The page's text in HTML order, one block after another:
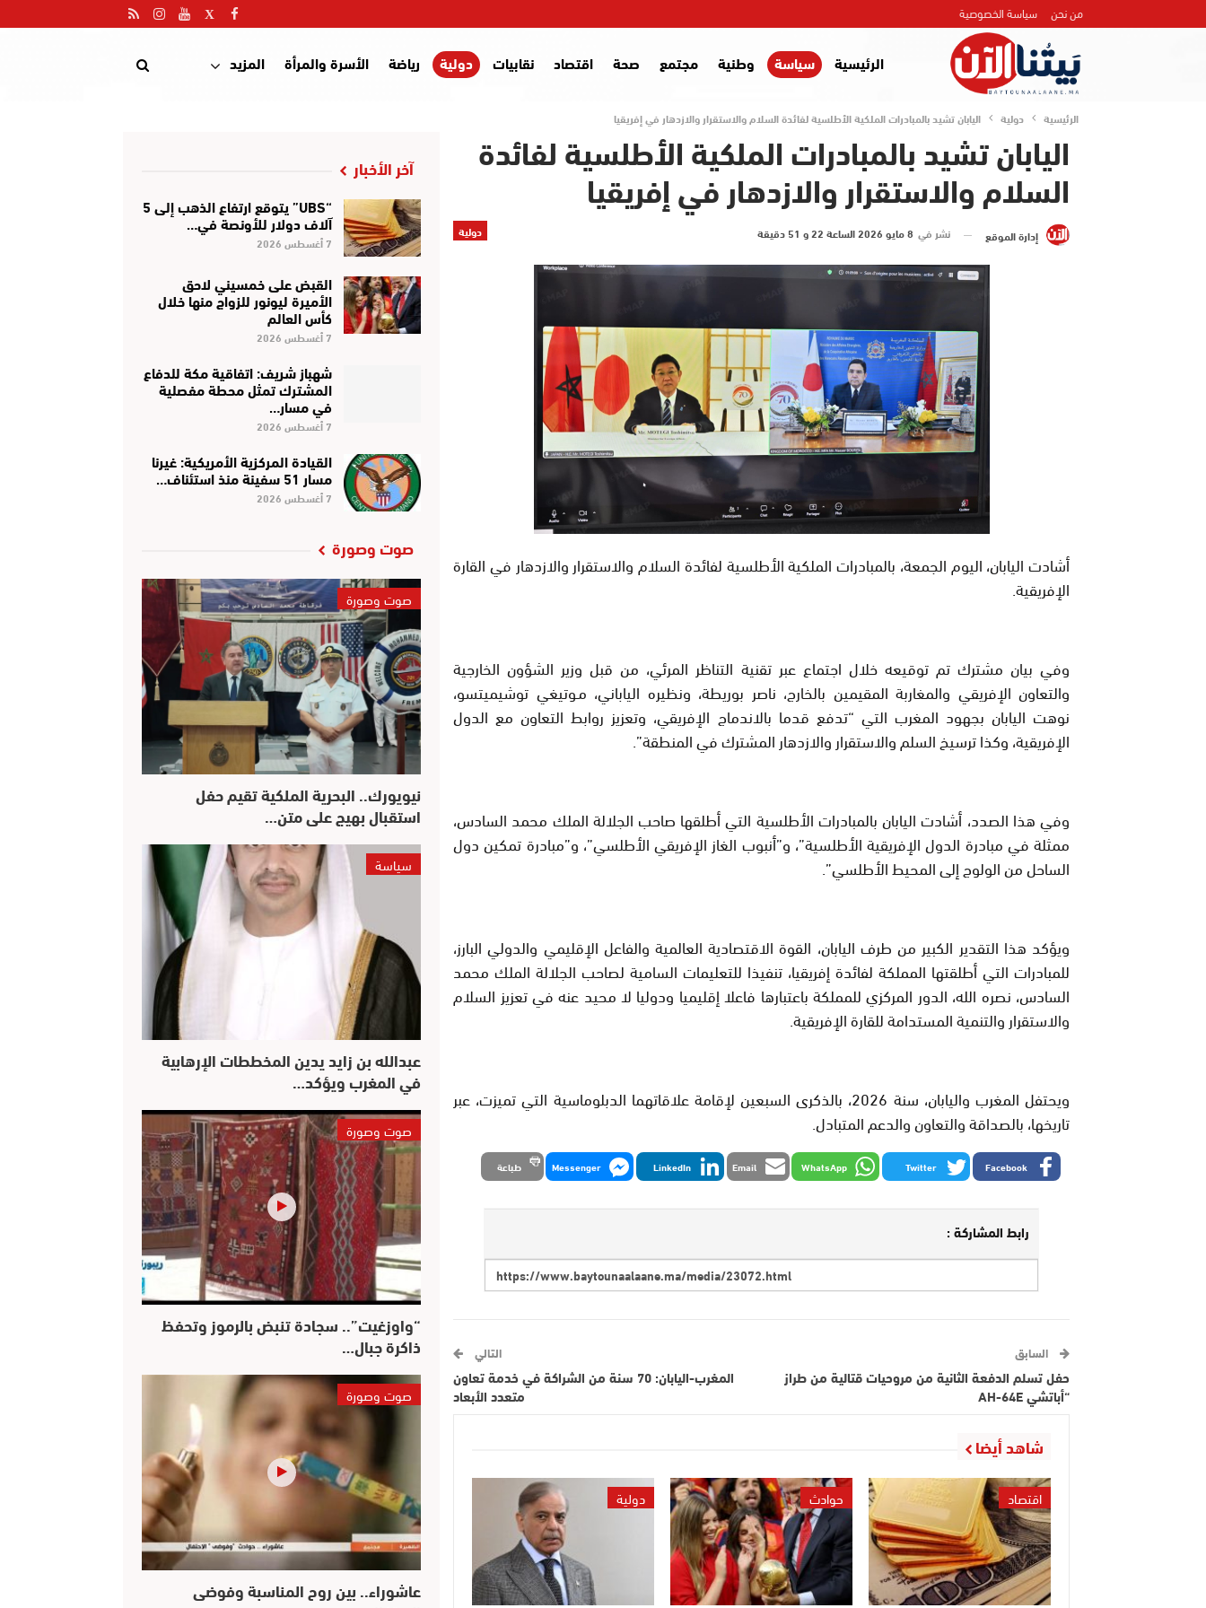
من نحن سياسة الخصوصية
الرئيسية سياسة وطنية مجتمع صحة اقتصاد نقابيات دولية رياضة الأسرة والمرأة المزيد
الرئيسية دولية اليابان تشيد بالمبادرات الملكية الأطلسية لفائدة السلام والاستقرار والازدهار في إفريقيا
اليابان تشيد بالمبادرات الملكية الأطلسية لفائدة
السلام والاستقرار والازدهار في إفريقيا
دولية إدارة الموقع نشر في 8 مايو 2026 الساعة 22 و 51 دقيقة
أشادت اليابان، اليوم الجمعة، بالمبادرات الملكية الأطلسية لفائدة السلام والاستقرار والازدهار في القارة
الإفريقية.
وفي بيان مشترك تم توقيعه خلال اجتماع عبر تقنية التناظر المرئي، من قبل وزير الشؤون الخارجية
والتعاون الإفريقي والمغاربة المقيمين بالخارج، ناصر بوريطة، ونظيره الياباني، مـوتيغي توشيميتسو،
نوهت اليابان بجهود المغرب التي “تدفع قدما بالاندماج الإفريقي، وتعزيز روابط التعاون مع الدول
الإفريقية، وكذا ترسيخ السلم والاستقرار والازدهار المشترك في المنطقة”.
وفي هذا الصدد، أشادت اليابان بالمبادرات الأطلسية التي أطلقها صاحب الجلالة الملك محمد السادس،
ممثلة في مبادرة الدول الإفريقية الأطلسية”، و”أنبوب الغاز الإفريقي الأطلسي”، و”مبادرة تمكين دول
الساحل من الولوج إلى المحيط الأطلسي”.
ويؤكد هذا التقدير الكبير من طرف اليابان، القوة الاقتصادية العالمية والفاعل الإقليمي والدولي البارز،
للمبادرات التي أطلقتها المملكة لفائدة إفريقيا، تنفيذا للتعليمات السامية لصاحب الجلالة الملك محمد
السادس، نصره الله، الدور المركزي للمملكة باعتبارها فاعلا إقليميا ودوليا لا محيد عنه في تعزيز السلام
والاستقرار والتنمية المستدامة للقارة الإفريقية.
ويحتفل المغرب واليابان، سنة 2026، بالذكرى السبعين لإقامة علاقاتهما الدبلوماسية التي تميزت، عبر
تاريخها، بالصداقة والتعاون والدعم المتبادل.
Facebook
Twitter
WhatsApp
Email
LinkedIn
Messenger طباعة
رابط المشاركة :
السابق
حفل تسلم الدفعة الثانية من مروحيات قتالية من طراز
“أباتشي AH-64E
التالي
المغرب-اليابان: 70 سنة من الشراكة في خدمة تعاون
متعدد الأبعاد
شاهد أيضا
اقتصاد حوادث دولية
آخر الأخبار
“UBS” يتوقع ارتفاع الذهب إلى 5
آلاف دولار للأونصة في…
7 أغسطس 2026
القبض على خمسيني لاحق
الأميرة ليونور للزواج منها خلال
كأس العالم
7 أغسطس 2026
شهباز شريف: اتفاقية مكة للدفاع
المشترك تمثل محطة مفصلية
في مسار…
7 أغسطس 2026
القيادة المركزية الأمريكية: غيرنا
مسار 51 سفينة منذ استئناف…
7 أغسطس 2026
صوت وصورة
صوت وصورة
نيويورك.. البحرية الملكية تقيم حفل
استقبال بهيج على متن…
سياسة
عبدالله بن زايد يدين المخططات الإرهابية
في المغرب ويؤكد…
صوت وصورة
“واوزغيت”.. سجادة تنبض بالرموز وتحفظ
ذاكرة جبال…
صوت وصورة
عاشوراء.. بين روح المناسبة وفوضى